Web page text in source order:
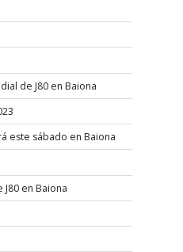
de J80 en Baiona
este sábado en Baiona
en Baiona